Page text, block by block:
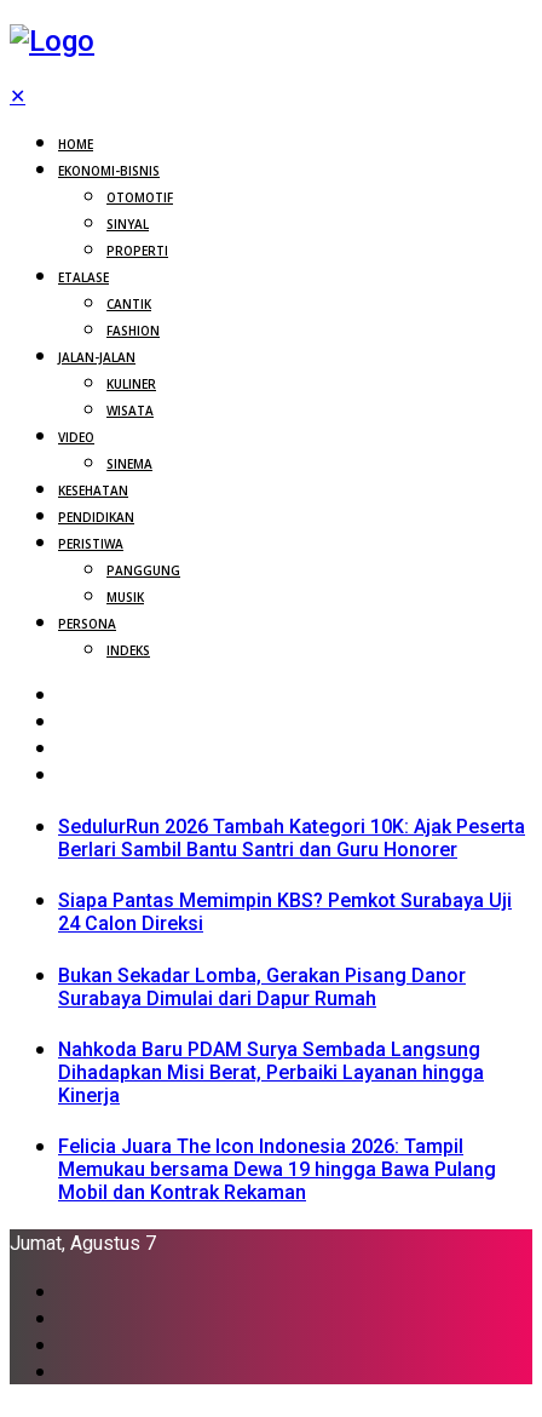
✕
HOME
EKONOMI-BISNIS
OTOMOTIF
SINYAL
PROPERTI
ETALASE
CANTIK
FASHION
JALAN-JALAN
KULINER
WISATA
VIDEO
SINEMA
KESEHATAN
PENDIDIKAN
PERISTIWA
PANGGUNG
MUSIK
PERSONA
INDEKS
SedulurRun 2026 Tambah Kategori 10K: Ajak Peserta
Berlari Sambil Bantu Santri dan Guru Honorer
Siapa Pantas Memimpin KBS? Pemkot Surabaya Uji
24 Calon Direksi
Bukan Sekadar Lomba, Gerakan Pisang Danor
Surabaya Dimulai dari Dapur Rumah
Nahkoda Baru PDAM Surya Sembada Langsung
Dihadapkan Misi Berat, Perbaiki Layanan hingga
Kinerja
Felicia Juara The Icon Indonesia 2026: Tampil
Memukau bersama Dewa 19 hingga Bawa Pulang
Mobil dan Kontrak Rekaman
Jumat, Agustus 7